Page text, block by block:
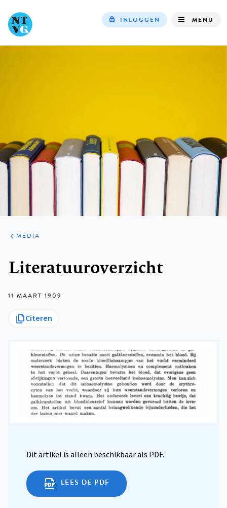
INLOGGEN MENU
ARTIKELEN
VARIA
MEDIA
Literatuuroverzicht
11 MAART 1909
Citeren
Dit artikel is alleen beschikbaar als PDF.
LEES DE PDF